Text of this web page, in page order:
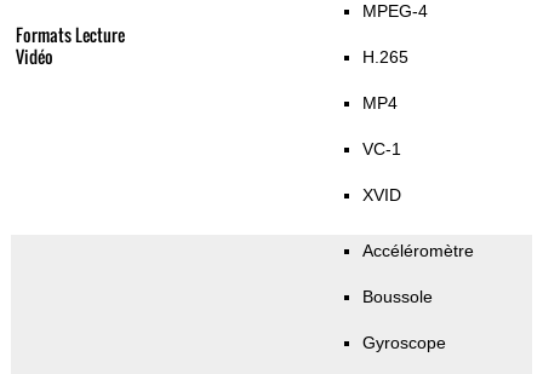
Formats Lecture
Vidéo
MPEG-4
H.265
MP4
VC-1
XVID
Accéléromètre
Boussole
Gyroscope